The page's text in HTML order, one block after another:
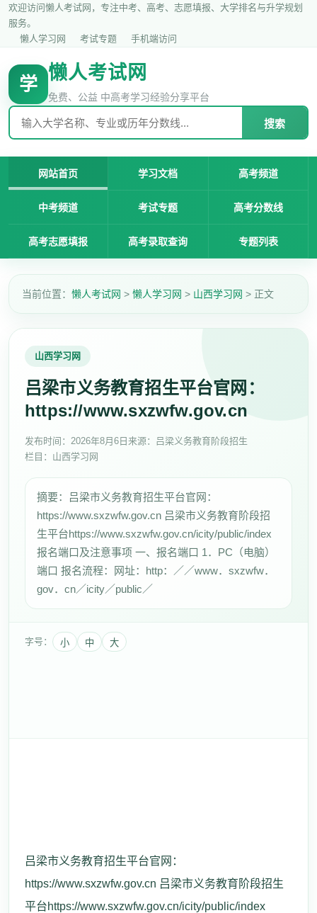
欢迎访问懒人考试网，专注中考、高考、志愿填报、大学排名与升学规划
服务。
懒人学习网
考试专题 手机端访问
学
懒人考试网
免费、公益 中高考学习经验分享平台
搜索
网站首页 学习文档 高考频道
中考频道 考试专题 高考分数线
高考志愿填报 高考录取查询 专题列表
当前位置： 懒人考试网 > 懒人学习网 > 山西学习网 > 正文
山西学习网
吕梁市义务教育招生平台官网：
https://www.sxzwfw.gov.cn
发布时间： 2026年8月6日 来源：吕梁义务教育阶段招生
栏目：山西学习网
摘要：吕梁市义务教育招生平台官网：
https://www.sxzwfw.gov.cn 吕梁市义务教育阶段招
生平台https://www.sxzwfw.gov.cn/icity/public/index
报名端口及注意事项 一、报名端口 1．PC（电脑）
端口 报名流程：网址：http：／／www．sxzwfw．
gov．cn／icity／public／
字号： 小 中 大
吕梁市义务教育招生平台官网：
https://www.sxzwfw.gov.cn 吕梁市义务教育阶段招生
平台https://www.sxzwfw.gov.cn/icity/public/index